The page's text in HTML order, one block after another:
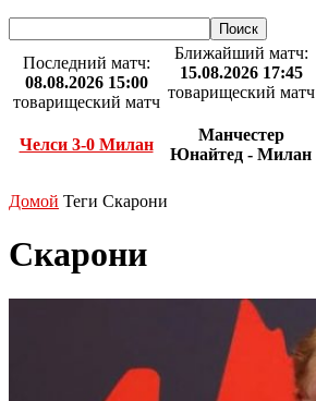
Последний матч:
08.08.2026 15:00
товарищеский матч
Челси 3-0 Милан
Ближайший матч:
15.08.2026 17:45
товарищеский матч
Манчестер
Юнайтед - Милан
Домой Теги Скарони
Скарони